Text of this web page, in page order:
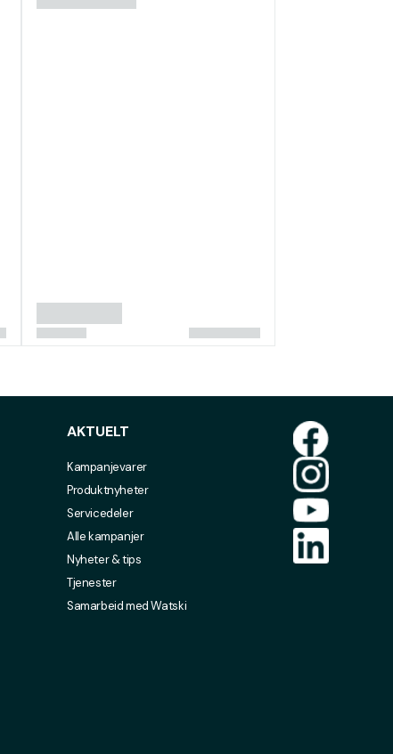
AKTUELT
Kampanjevarer
Produktnyheter
Servicedeler
Alle kampanjer
Nyheter & tips
Tjenester
Samarbeid med Watski